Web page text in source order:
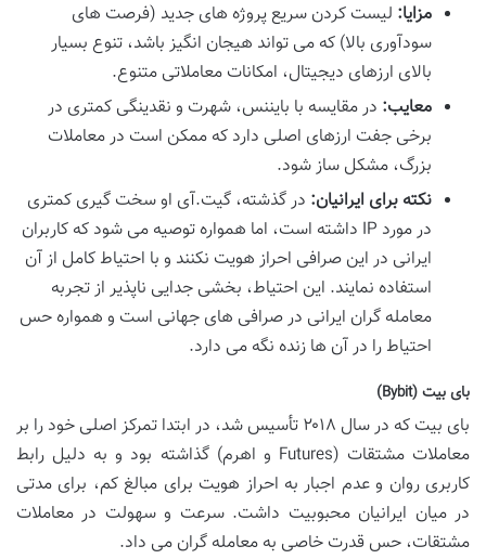
مزایا: لیست کردن سریع پروژه های جدید (فرصت های
سودآوری بالا) که می تواند هیجان انگیز باشد، تنوع بسیار
بالای ارزهای دیجیتال، امکانات معاملاتی متنوع.
معایب: در مقایسه با بایننس، شهرت و نقدینگی کمتری در
برخی جفت ارزهای اصلی دارد که ممکن است در معاملات
بزرگ، مشکل ساز شود.
نکته برای ایرانیان: در گذشته، گیت.آی او سخت گیری کمتری
در مورد IP داشته است، اما همواره توصیه می شود که کاربران
ایرانی در این صرافی احراز هویت نکنند و با احتیاط کامل از آن
استفاده نمایند. این احتیاط، بخشی جدایی ناپذیر از تجربه
معامله گران ایرانی در صرافی های جهانی است و همواره حس
احتیاط را در آن ها زنده نگه می دارد.
بای بیت (Bybit)
بای بیت که در سال ۲۰۱۸ تأسیس شد، در ابتدا تمرکز اصلی خود را بر
معاملات مشتقات (Futures و اهرم) گذاشته بود و به دلیل رابط
کاربری روان و عدم اجبار به احراز هویت برای مبالغ کم، برای مدتی
در میان ایرانیان محبوبیت داشت. سرعت و سهولت در معاملات
مشتقات، حس قدرت خاصی به معامله گران می داد.